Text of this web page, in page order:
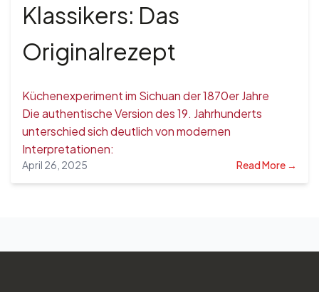
Klassikers: Das
Originalrezept
Küchenexperiment im Sichuan der 1870er Jahre
Die authentische Version des 19. Jahrhunderts
unterschied sich deutlich von modernen
Interpretationen:
April 26, 2025 Read More →